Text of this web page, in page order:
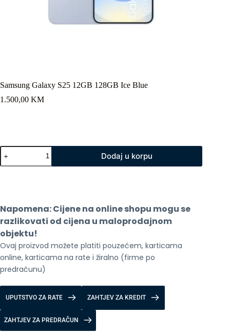
Samsung Galaxy S25 12GB 128GB Ice Blue
1.500,00 KM
Samsung
Galaxy
S25
količina
Dodaj u korpu
Napomena: Cijene na online shopu mogu se
razlikovati od cijena u maloprodajnom
objektu!
Ovaj proizvod možete platiti pouzećem, karticama
online, karticama na rate i žiralno (firme po
predračunu)
UPUTSTVO ZA RATE ZAHTJEV ZA KREDIT
ZAHTJEV ZA PREDRAČUN